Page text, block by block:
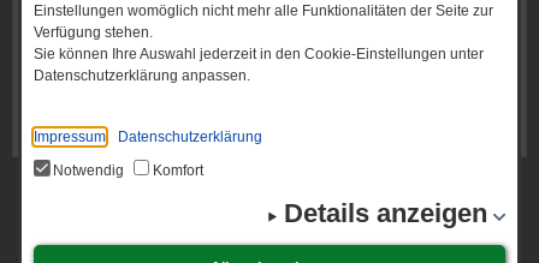
Einstellungen womöglich nicht mehr alle Funktionalitäten der Seite zur
Verfügung stehen.
Sie können Ihre Auswahl jederzeit in den Cookie-Einstellungen unter
Datenschutzerklärung anpassen.
Impressum
Datenschutzerklärung
Notwendig
Komfort
Details anzeigen
Angebotene Dienstleistungen
Abwasseranlagen